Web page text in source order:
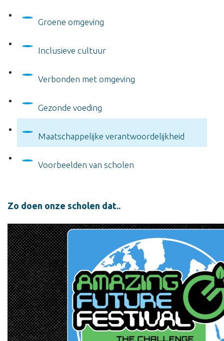
Groene omgeving
Inclusieve cultuur
Verbonden met omgeving
Gezonde voeding
Maatschappelijke verantwoordelijkheid
Voorbeelden van scholen
Zo doen onze scholen dat..